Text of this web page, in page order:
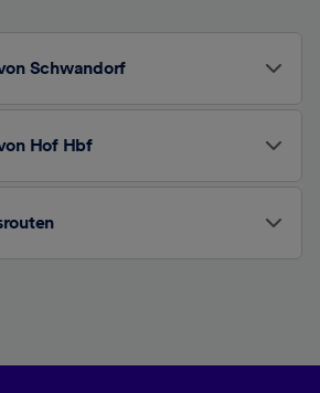
Schwandorf
Hof Hbf